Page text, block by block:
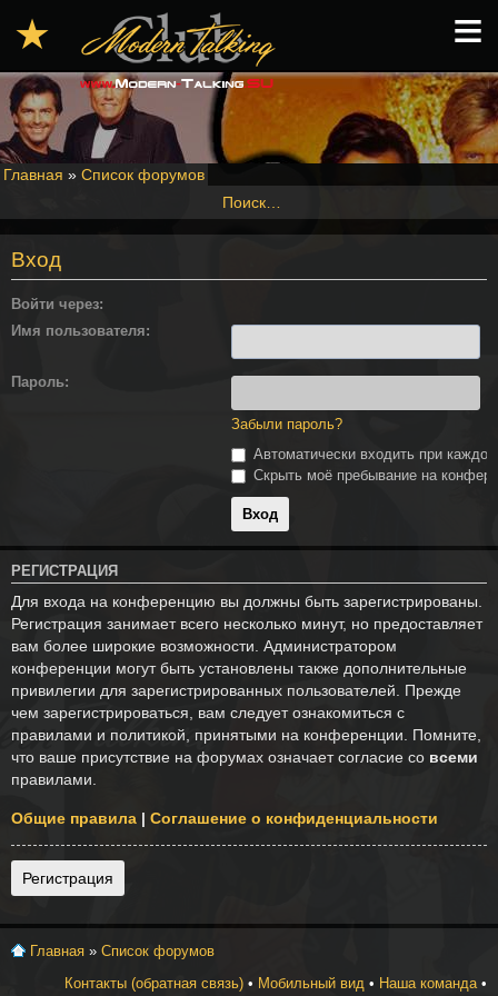
Главная » Список форумов
Поиск…
Вход
Войти через:
Имя пользователя:
Пароль:
Забыли пароль?
Автоматически входить при
Скрыть моё пребывание на
РЕГИСТРАЦИЯ
Для входа на конференцию вы должны быть зарегистрированы.
Регистрация занимает всего несколько минут, но предоставляет
вам более широкие возможности. Администратором
конференции могут быть установлены также дополнительные
привилегии для зарегистрированных пользователей. Прежде
чем зарегистрироваться, вам следует ознакомиться с
правилами и политикой, принятыми на конференции. Помните,
что ваше присутствие на форумах означает согласие со всеми
правилами.
Общие правила | Соглашение о конфиденциальности
Регистрация
Главная » Список форумов
Контакты (обратная связь) • Мобильный вид • Наша команда •
★ ≡